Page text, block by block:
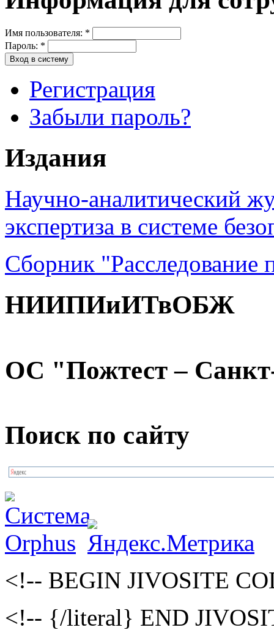
Имя пользователя: *
Пароль: *
Регистрация
Забыли пароль?
Издания
Научно-аналитический
экспертиза в системе
Сборник "Расследование
НИИПИиИТвОБЖ
ОС "Пожтест –
Поиск по сайту
<!-- BEGIN JIVOSITE
<!-- {/literal} END